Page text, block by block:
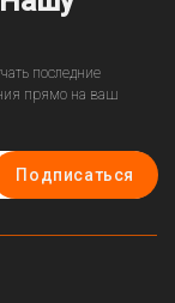
последние
прямо на ваш
Подписаться